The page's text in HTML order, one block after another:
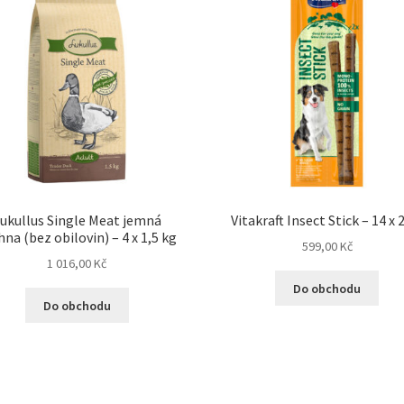
Single Meat jemná
(bez obilovin) – 4 x 1,5 kg
1 016,00Kč
Do obchodu
Vitakraft Insect Stick – 14 x
599,00Kč
Do obchodu